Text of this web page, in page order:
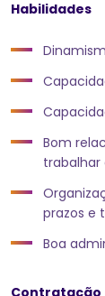
Habilidades
Bom
prazos e
Boa